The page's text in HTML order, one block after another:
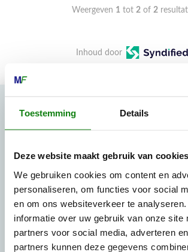
Toestemming Details
Deze website maakt gebruik van cookies
We gebruiken cookies om content en
personaliseren, om functies voor social
en om ons websiteverkeer te
informatie over uw gebruik van onze site
partners voor social media, adverteren
partners kunnen deze gegevens
Weergeven 1tot 2of 2
Inhoud door
MECHANISATIE FRANEKER
Kiehoek 26
8801 RD Franeker
0517-396800
info@mechanisatiefraneker.nl
Bij storing:06-83139573